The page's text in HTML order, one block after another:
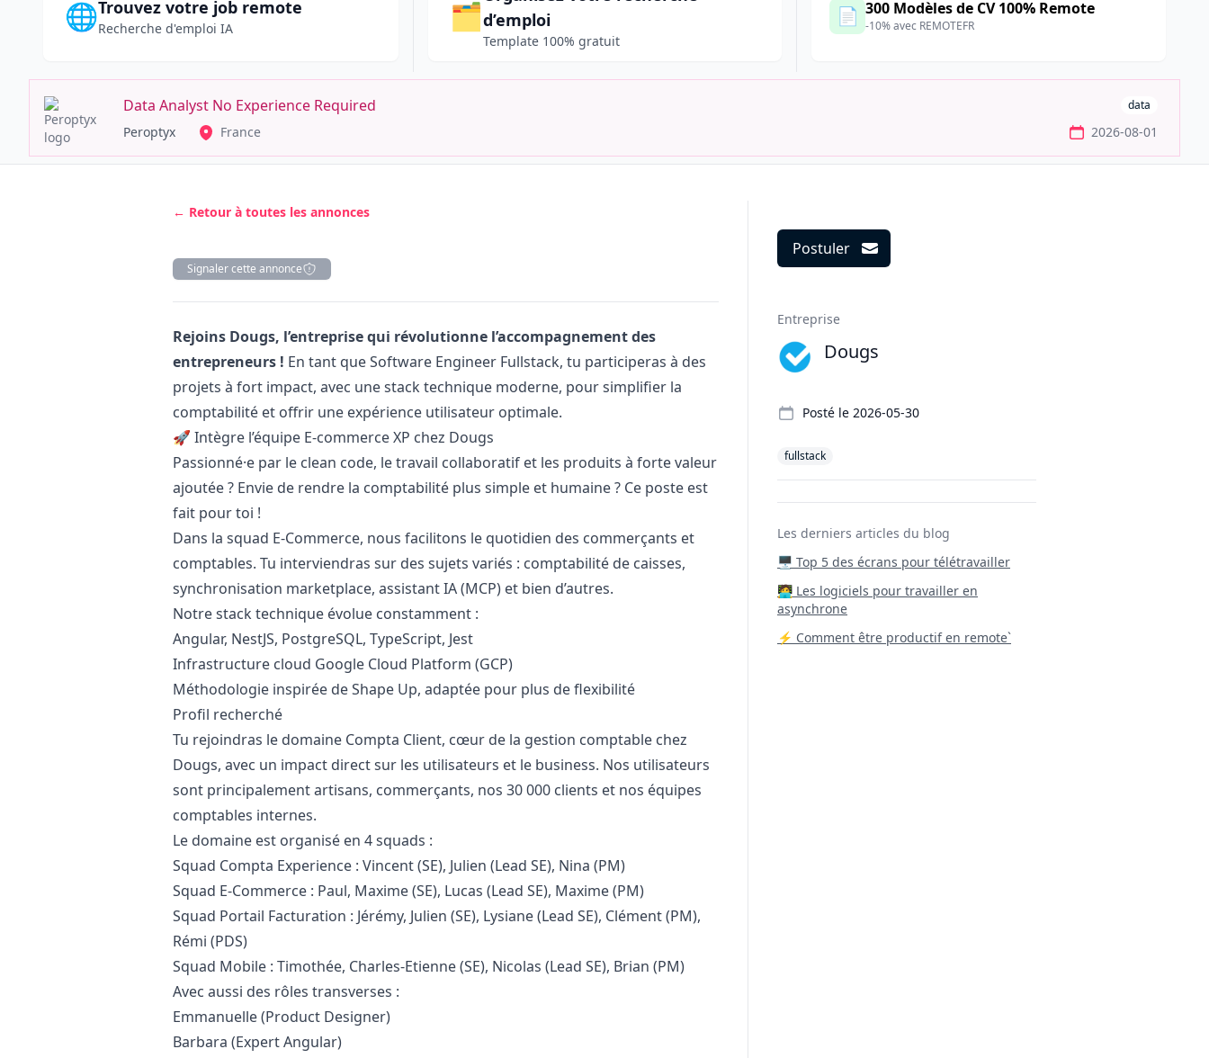
🌐Trouvez votre job remote
Recherche d'emploi IA 🗂️d’emploi
Template 100% gratuit
📄 300 Modèles de CV 100% Remote
-10% avec REMOTEFR
Data Analyst No Experience Required data
Peroptyx France 2026-08-01
← Retour à toutes les annonces
Signaler cette annonce
Description
Rejoins Dougs, l’entreprise qui révolutionne l’accompagnement des
entrepreneurs ! En tant que Software Engineer Fullstack, tu participeras à des
projets à fort impact, avec une stack technique moderne, pour simplifier la
comptabilité et offrir une expérience utilisateur optimale.
🚀 Intègre l’équipe E-commerce XP chez Dougs
Passionné·e par le clean code, le travail collaboratif et les produits à forte valeur
ajoutée ? Envie de rendre la comptabilité plus simple et humaine ? Ce poste est
fait pour toi !
Dans la squad E-Commerce, nous facilitons le quotidien des commerçants et
comptables. Tu interviendras sur des sujets variés : comptabilité de caisses,
synchronisation marketplace, assistant IA (MCP) et bien d’autres.
Notre stack technique évolue constamment :
Angular, NestJS, PostgreSQL, TypeScript, Jest
Infrastructure cloud Google Cloud Platform (GCP)
Méthodologie inspirée de Shape Up, adaptée pour plus de flexibilité
Profil recherché
Tu rejoindras le domaine Compta Client, cœur de la gestion comptable chez
Dougs, avec un impact direct sur les utilisateurs et le business. Nos utilisateurs
sont principalement artisans, commerçants, nos 30 000 clients et nos équipes
comptables internes.
Le domaine est organisé en 4 squads :
Squad Compta Experience : Vincent (SE), Julien (Lead SE), Nina (PM)
Squad E-Commerce : Paul, Maxime (SE), Lucas (Lead SE), Maxime (PM)
Squad Portail Facturation : Jérémy, Julien (SE), Lysiane (Lead SE), Clément (PM),
Rémi (PDS)
Squad Mobile : Timothée, Charles-Etienne (SE), Nicolas (Lead SE), Brian (PM)
Avec aussi des rôles transverses :
Emmanuelle (Product Designer)
Barbara (Expert Angular)
Postuler
Entreprise
Dougs
Posté le 2026-05-30
fullstack
Les derniers articles du blog
🖥️ Top 5 des écrans pour télétravailler
‍🧑‍💻 Les logiciels pour travailler en
asynchrone
⚡ Comment être productif en remote`